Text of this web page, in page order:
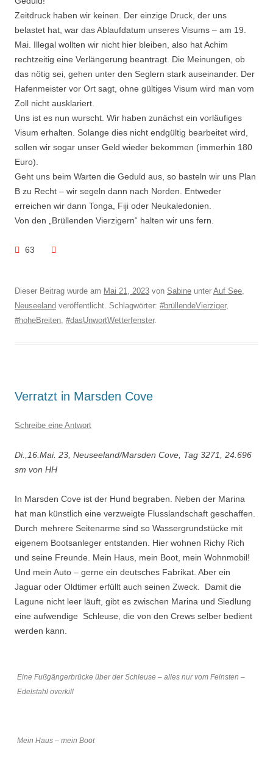
Zeitdruck haben wir keinen. Der einzige Druck, der uns
belastet hat, war das Ablaufdatum unseres Visums – am 19.
Mai. Illegal wollten wir nicht hier bleiben, also hat Achim
rechtzeitig eine Verlängerung beantragt. Die Meinungen, ob
das nötig sei, gehen unter den Seglern stark auseinander. Der
Hafenmeister vor Ort sagt, ohne gültiges Visum wird man vom
Zoll nicht ausklariert.
Uns ist es nun wurscht. Wir haben zunächst ein vorläufiges
Visum erhalten. Solange dies nicht endgültig bearbeitet wird,
sollen wir sogar unser Geld wieder bekommen (immerhin 180
Euro).
Geht uns beim Warten die Geduld aus, so basteln wir uns Plan
B zu Recht – wir segeln dann nach Norden. Entweder
erreichen wir dann Tonga, Fiji oder Neukaledonien.
Von den „Brüllenden Vierzigern“ halten wir uns fern.
63
Dieser Beitrag wurde am Mai 21, 2023 von Sabine unter Auf See,
Neuseeland veröffentlicht. Schlagwörter: #brüllendeVierziger,
#hoheBreiten, #dasUnwortWetterfenster.
Verratzt in Marsden Cove
Schreibe eine Antwort
Di.,16.Mai. 23, Neuseeland/Marsden Cove, Tag 3271, 24.696
sm von HH
In Marsden Cove ist der Hund begraben. Neben der Marina
hat man künstlich eine verzweigte Flusslandschaft geschaffen.
Durch mehrere Seitenarme sind so Wassergrundstücke mit
eigenem Bootsanleger entstanden. Hier wohnen Richy Rich
und seine Freunde. Mein Haus, mein Boot, mein Wohnmobil!
Und mein Auto – gerne ein deutsches Fabrikat. Aber ein
Jaguar oder Oldtimer erfüllt auch seinen Zweck. Damit die
Lagune nicht leer läuft, gibt es zwischen Marina und Siedlung
eine aufwendige Schleuse, die von den Crews selber bedient
werden kann.
Eine Fußgängerbrücke über der Schleuse – alles nur vom Feinsten –
Edelstahl overkill
Mein Haus – mein Boot